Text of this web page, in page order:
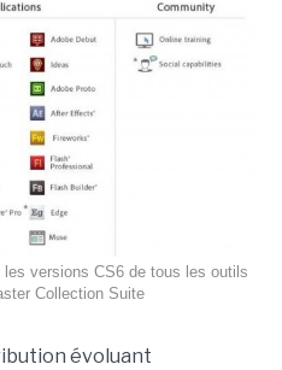
les versions CS6 de tous les outils
Collection Suite
évoluant